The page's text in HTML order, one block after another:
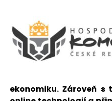
ekonomiku. Zároveň